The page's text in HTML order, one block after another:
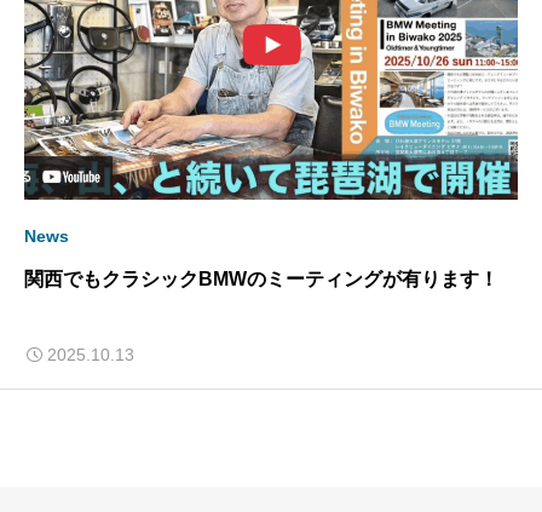
News
関西でもクラシックBMWのミーティングが有ります！
2025.10.13